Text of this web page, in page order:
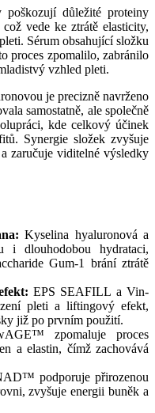
důležité proteiny
vede ke ztrátě elasticity,
Sérum obsahující složku
proces zpomalilo, zabránilo
vzhled pleti.
je precizně navrženo
samostatně, ale společně
kde celkový účinek
Synergie složek zvyšuje
zaručuje viditelné výsledky
Kyselina hyaluronová a
i dlouhodobou hydrataci,
Gum-1 brání ztrátě
EPS SEAFILL a Vin-
pleti a liftingový efekt,
již po prvním použití.
zpomaluje proces
a elastin, čímž zachovává
podporuje přirozenou
zvyšuje energii buněk a